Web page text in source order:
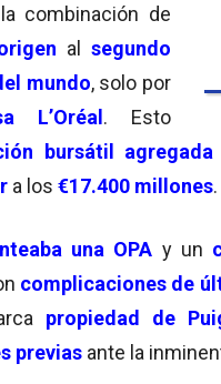
combinación de
alsegundo
mundo, solo por
L’Oréal. Esto
bursátil agregada
a los €17.400 millones.
una OPA y un
complicaciones de
propiedad de
previas ante la